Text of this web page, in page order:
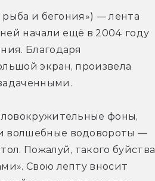
и бегония») — лента
начали ещё в 2004 году
Благодаря
экран, произвела
фоны,
волшебные водовороты —
Пожалуй, такого буйства
Свою лепту вносит